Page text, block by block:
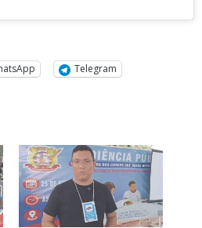
Telegram